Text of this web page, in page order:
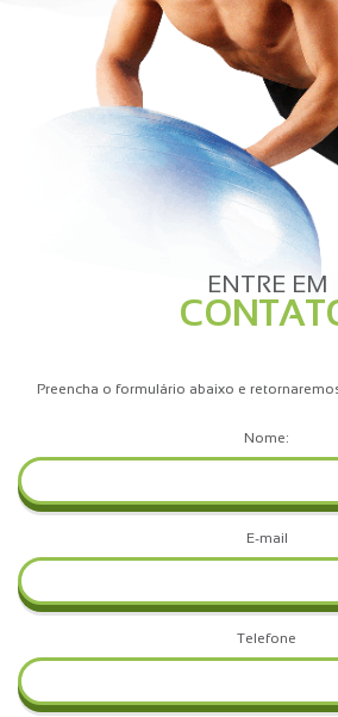
ENTRE EM
Preencha o formulário abaixo e
Nome:
E-mail
Telefone